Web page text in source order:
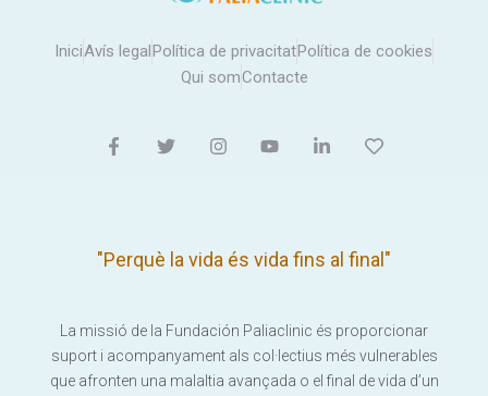
IniciAvís legalPolítica de privacitatPolítica de cookies
Qui somContacte
"Perquè la vida és vida fins al final"
La missió de la Fundación Paliaclinic és proporcionar
suport i acompanyament als col·lectius més vulnerables
que afronten una malaltia avançada o el final de vida d’un